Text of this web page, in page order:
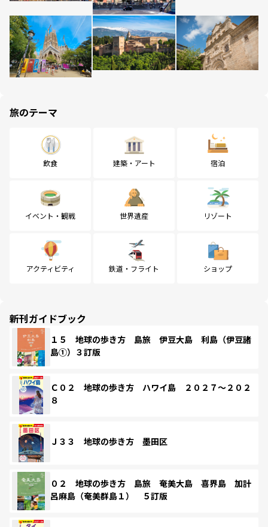
旅のテーマ
飲食 建築・アート 宿泊
イベント・観戦 世界遺産 リゾート
アクティビティ 鉄道・フライト ショップ
新刊ガイドブック
１５ 地球の歩き方 島旅 伊豆大島 利島（伊豆諸
島①）３訂版
Ｃ０２ 地球の歩き方 ハワイ島 ２０２７～２０２
８
Ｊ３３ 地球の歩き方 墨田区
０２ 地球の歩き方 島旅 奄美大島 喜界島 加計
呂麻島（奄美群島１） ５訂版